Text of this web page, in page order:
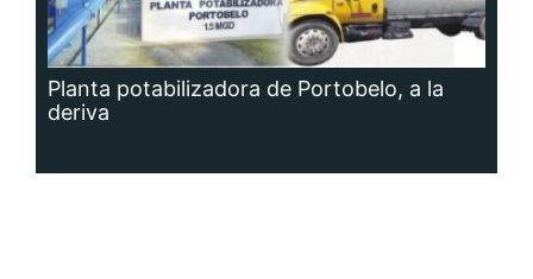
Planta potabilizadora de Portobelo, a la
deriva